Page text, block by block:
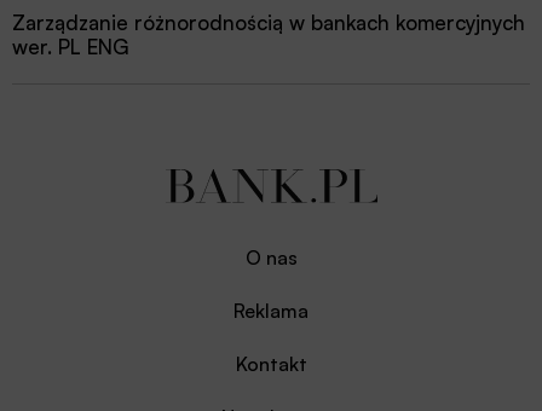
Zarządzanie różnorodnością w bankach komercyjnych
wer. PL ENG
O nas
Reklama
Kontakt